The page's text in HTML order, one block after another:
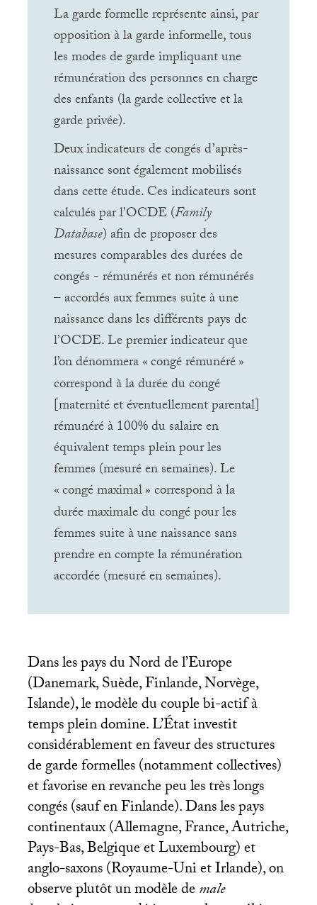
La garde formelle représente ainsi, par
opposition à la garde informelle, tous
les modes de garde impliquant une
rémunération des personnes en charge
des enfants (la garde collective et la
garde privée).
Deux indicateurs de congés d’après-
naissance sont également mobilisés
dans cette étude. Ces indicateurs sont
calculés par l’OCDE(Family
Database) afin de proposer des
mesures comparables des durées de
congés - rémunérés et non rémunérés
– accordés aux femmes suite à une
naissance dans les différents pays de
l’OCDE. Le premier indicateur que
l’on dénommera «congé rémunéré»
correspond à la durée du congé
[maternité et éventuellement parental]
rémunéré à 100% du salaire en
équivalent temps plein pour les
femmes (mesuré en semaines). Le
«congé maximal» correspond à la
durée maximale du congé pour les
femmes suite à une naissance sans
prendre en compte la rémunération
accordée (mesuré en semaines).
Dans les pays du Nord de l’Europe
(Danemark, Suède, Finlande, Norvège,
Islande), le modèle du couple bi-actif à
temps plein domine. L’État investit
considérablement en faveur des structures
de garde formelles (notamment collectives)
et favorise en revanche peu les très longs
congés (sauf en Finlande). Dans les pays
continentaux (Allemagne, France, Autriche,
Pays-Bas, Belgique et Luxembourg) et
anglo-saxons (Royaume-Uni et Irlande), on
observe plutôt un modèle demale